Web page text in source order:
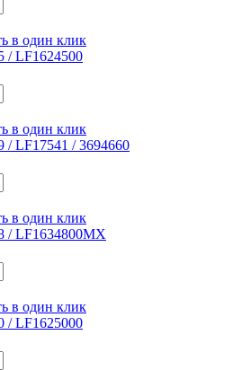
в один клик
/ LF1624500
в один клик
/ LF17541 / 3694660
в один клик
/ LF1634800MX
в один клик
/ LF1625000